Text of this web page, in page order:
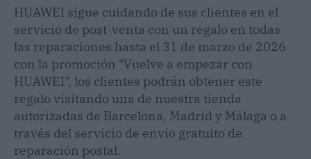
HUAWEI sigue cuidando de sus clientes en el
servicio de post-venta con un regalo en todas
las reparaciones hasta el 31 de marzo de 2026
con la promoción "Vuelve a empezar con
HUAWEI", los clientes podrán obtener este
regalo visitando una de nuestra tienda
autorizadas de Barcelona, Madrid y Málaga o a
través del servicio de envío gratuito de
reparación postal.